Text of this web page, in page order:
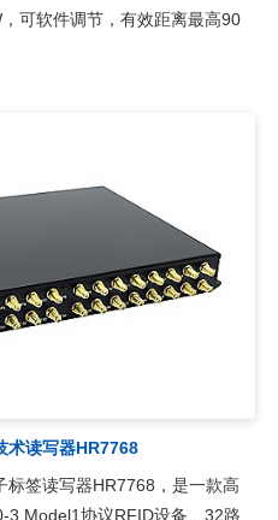
可软件调节，有效距离最高90
术读写器HR7768
签读写器HR7768，是一款高
3 Model1协议RFID设备、32路